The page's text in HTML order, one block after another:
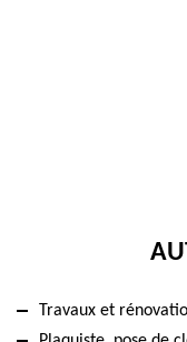
Travaux et